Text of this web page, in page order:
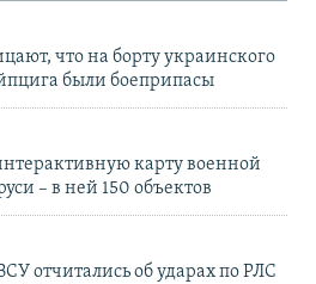
что на борту украинского
были боеприпасы
карту военной
– в ней 150 объектов
отчитались об ударах по РЛС